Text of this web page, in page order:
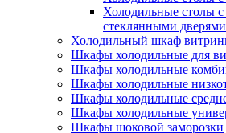
Холодильные столы
стеклянными дверями
Холодильный шкаф
Шкафы холодильные для
Шкафы холодильные
Шкафы холодильные
Шкафы холодильные
Шкафы холодильные
Шкафы шоковой заморозки